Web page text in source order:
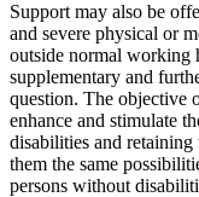
Support may also be
and severe physical or
outside normal working
supplementary and
question. The objective
enhance and stimulate
disabilities and
them the same
persons without